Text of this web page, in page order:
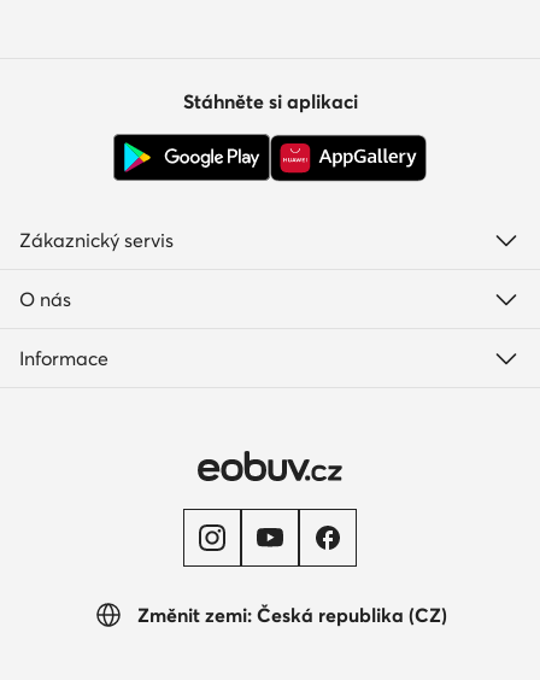
Změnit zemi: Česká republika (CZ)
Stáhněte si aplikaci
Zákaznický servis
O nás
Informace